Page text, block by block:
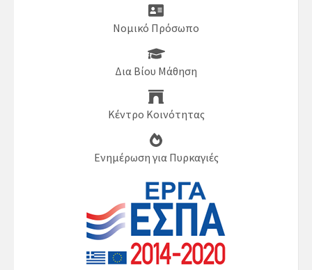
Νομικό Πρόσωπο
Δια Βίου Μάθηση
Κέντρο Κοινότητας
Ενημέρωση για Πυρκαγιές